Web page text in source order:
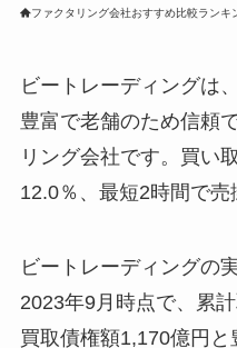
ファクタリング会社おすすめ比較ランキ
ビートレーディングは
豊富で老舗のため信頼
リング会社です。買い
12.0％、最短2時間で売
ビートレーディングの
2023年9月時点で、累
買取債権額1,170億円と